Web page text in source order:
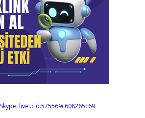
Skype: live:.cid.575569c608265c69